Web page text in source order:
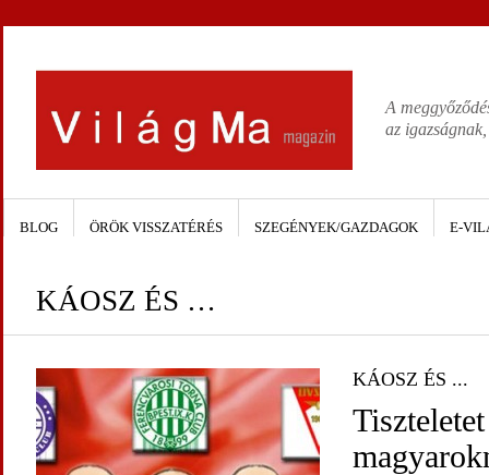
A
az
BLOG ÖRÖK VISSZATÉRÉS SZEGÉNYEK/GAZDAGOK E-
KÁOSZ ÉS …
KÁOSZ ÉS ...